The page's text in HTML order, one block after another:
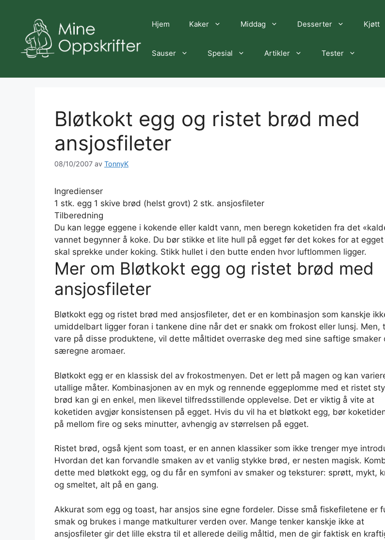
Hjem Kaker Middag Desserter Kjøtt
Sauser Spesial Artikler Tester
Bløtkokt egg og ristet brød med
ansjosfileter
08/10/2007 av TonnyK
Ingredienser
1 stk. egg 1 skive brød (helst grovt) 2 stk. ansjosfileter
Tilberedning
Du kan legge eggene i kokende eller kaldt vann, men beregn koketiden fra det
vannet begynner å koke. Du bør stikke et lite hull på egget før det kokes for at egget
skal sprekke under koking. Stikk hullet i den butte enden hvor luftlommen ligger.
Mer om Bløtkokt egg og ristet brød med
ansjosfileter
Bløtkokt egg og ristet brød med ansjosfileter, det er en kombinasjon som kanskje
umiddelbart ligger foran i tankene dine når det er snakk om frokost eller lunsj. Men,
vare på disse produktene, vil dette måltidet overraske deg med sine saftige smaker
særegne aromaer.
Bløtkokt egg er en klassisk del av frokostmenyen. Det er lett på magen og kan
utallige måter. Kombinasjonen av en myk og rennende eggeplomme med et ristet
brød kan gi en enkel, men likevel tilfredsstillende opplevelse. Det er viktig å vite at
koketiden avgjør konsistensen på egget. Hvis du vil ha et bløtkokt egg, bør
på mellom fire og seks minutter, avhengig av størrelsen på egget.
Ristet brød, også kjent som toast, er en annen klassiker som ikke trenger mye
Hvordan det kan forvandle smaken av et vanlig stykke brød, er nesten magisk.
dette med bløtkokt egg, og du får en symfoni av smaker og teksturer: sprøtt, mykt,
og smeltet, alt på en gang.
Akkurat som egg og toast, har ansjos sine egne fordeler. Disse små fiskefiletene er
smak og brukes i mange matkulturer verden over. Mange tenker kanskje ikke at
ansjosfileter gir det lille ekstra til et allerede deilig måltid, men de gir faktisk en